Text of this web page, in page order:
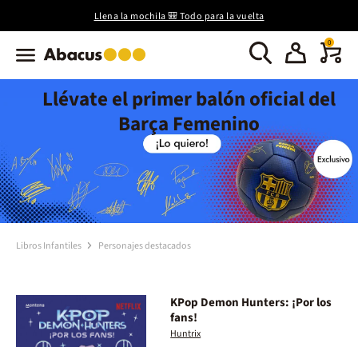
Llena la mochila 🎒 Todo para la vuelta
0
Llévate el primer balón oficial del
Barça Femenino
Libros Infantiles Personajes destacados
KPop Demon Hunters: ¡Por los
fans!
Huntrix